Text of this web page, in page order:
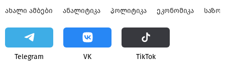
ᲐᲮᲐᲚᲘ ᲐᲛᲑᲔᲑᲘ ᲐᲜᲐᲚᲘᲢᲘᲙᲐ ᲞᲝᲚᲘᲢᲘᲙᲐ ᲔᲙᲝᲜᲝᲛᲘᲙᲐ
Telegram VK ТikТоk